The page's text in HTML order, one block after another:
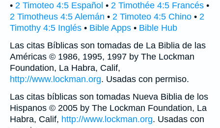
• 2 Timoteo 4:5 Español • 2 Timothée 4:5 Francés •
2 Timotheus 4:5 Alemán • 2 Timoteo 4:5 Chino • 2
Timothy 4:5 Inglés • Bible Apps • Bible Hub
Las citas Bíblicas son tomadas de La Biblia de las
Américas © 1986, 1995, 1997 by The Lockman
Foundation, La Habra, Calif,
http://www.lockman.org. Usadas con permiso.
Las citas bíblicas son tomadas Nueva Biblia de los
Hispanos © 2005 by The Lockman Foundation, La
Habra, Calif, http://www.lockman.org. Usadas con